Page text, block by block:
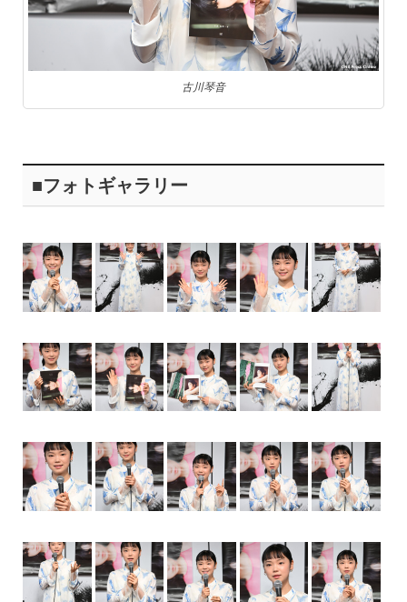
古川琴音
■フォトギャラリー